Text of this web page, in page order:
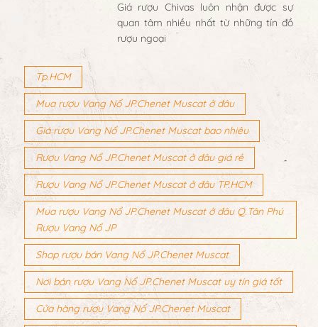
Giá rượu Chivas luôn nhận được sự
quan tâm nhiều nhất từ những tín đồ
rượu ngoại
Tp.HCM
Mua rượu Vang Nổ JP.Chenet Muscat ở đâu
Giá rượu Vang Nổ JP.Chenet Muscat bao nhiêu
Rượu Vang Nổ JP.Chenet Muscat ở đâu giá rẻ
Rượu Vang Nổ JP.Chenet Muscat ở đâu TP.HCM
Mua rượu Vang Nổ JP.Chenet Muscat ở đâu Q.Tân Phú
Rượu Vang Nổ JP
Shop rượu bán Vang Nổ JP.Chenet Muscat
Nơi bán rượu Vang Nổ JP.Chenet Muscat uy tín giá tốt
Cửa hàng rượu Vang Nổ JP.Chenet Muscat